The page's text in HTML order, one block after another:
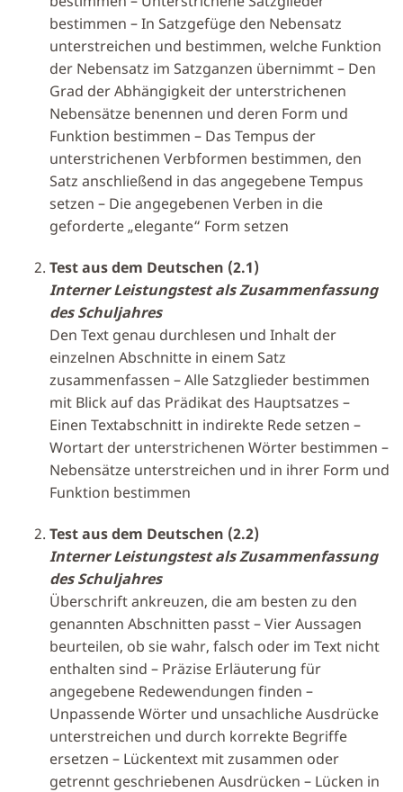
bestimmen – In Satzgefüge den Nebensatz
unterstreichen und bestimmen, welche Funktion
der Nebensatz im Satzganzen übernimmt – Den
Grad der Abhängigkeit der unterstrichenen
Nebensätze benennen und deren Form und
Funktion bestimmen – Das Tempus der
unterstrichenen Verbformen bestimmen, den
Satz anschließend in das angegebene Tempus
setzen – Die angegebenen Verben in die
geforderte „elegante“ Form setzen
Test aus dem Deutschen (2.1)
Interner Leistungstest als Zusammenfassung
des Schuljahres
Den Text genau durchlesen und Inhalt der
einzelnen Abschnitte in einem Satz
zusammenfassen – Alle Satzglieder bestimmen
mit Blick auf das Prädikat des Hauptsatzes –
Einen Textabschnitt in indirekte Rede setzen –
Wortart der unterstrichenen Wörter bestimmen –
Nebensätze unterstreichen und in ihrer Form und
Funktion bestimmen
Test aus dem Deutschen (2.2)
Interner Leistungstest als Zusammenfassung
des Schuljahres
Überschrift ankreuzen, die am besten zu den
genannten Abschnitten passt – Vier Aussagen
beurteilen, ob sie wahr, falsch oder im Text nicht
enthalten sind – Präzise Erläuterung für
angegebene Redewendungen finden –
Unpassende Wörter und unsachliche Ausdrücke
unterstreichen und durch korrekte Begriffe
ersetzen – Lückentext mit zusammen oder
getrennt geschriebenen Ausdrücken – Lücken in